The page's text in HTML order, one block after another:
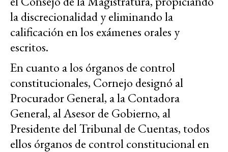
la discrecionalidad y eliminando la
calificación en los exámenes orales y
escritos.
En cuanto a los órganos de control
constitucionales, Cornejo designó al
Procurador General, a la Contadora
General, al Asesor de Gobierno, al
Presidente del Tribunal de Cuentas, todos
ellos órganos de control constitucional en